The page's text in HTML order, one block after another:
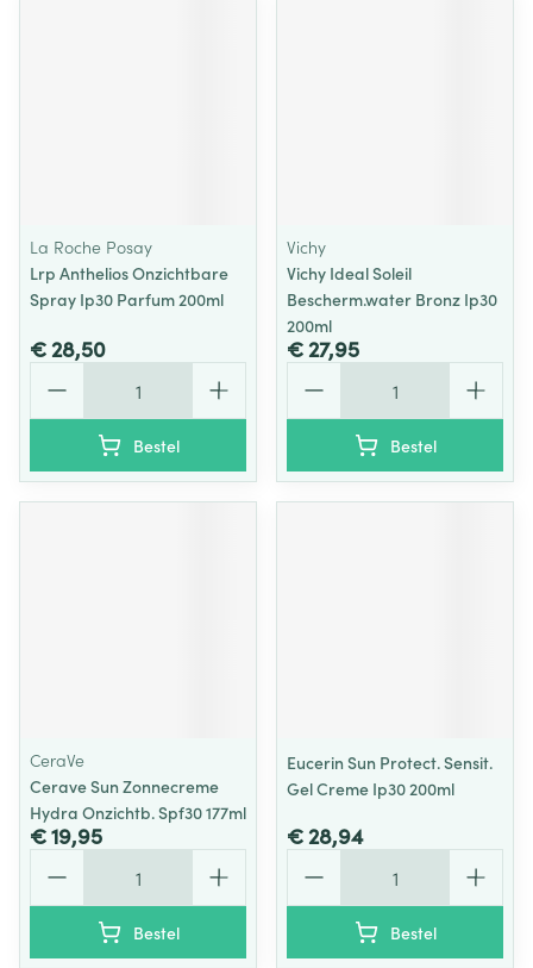
La Roche Posay
Lrp Anthelios Onzichtbare
Spray Ip30 Parfum 200ml
€ 28,50
Bestel
Vichy
Vichy Ideal Soleil
Bescherm.water Bronz Ip30
200ml
€ 27,95
Bestel
CeraVe
Cerave Sun Zonnecreme
Hydra Onzichtb. Spf30 177ml
€ 19,95
Bestel
Eucerin Sun Protect. Sensit.
Gel Creme Ip30 200ml
€ 28,94
Bestel